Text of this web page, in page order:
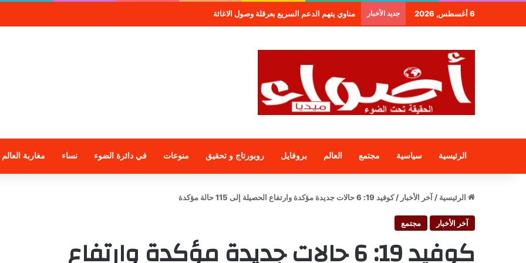
6 أغسطس, 2026 جديد الأخبار مناوي يتهم الدعم السريع بعرقلة وصول الاغاثة
الرئيسية سياسية مجتمع العالم بروفايل روبورتاج و تحقيق منوعات في دائرة الضوء نساء مغاربة العالم
الرئيسية / آخر الأخبار / كوفيد 19: 6 حالات جديدة مؤكدة وارتفاع الحصيلة إلى 115 حالة مؤكدة
آخر الأخبار مجتمع
كوفيد 19: 6 حالات جديدة مؤكدة وارتفاع